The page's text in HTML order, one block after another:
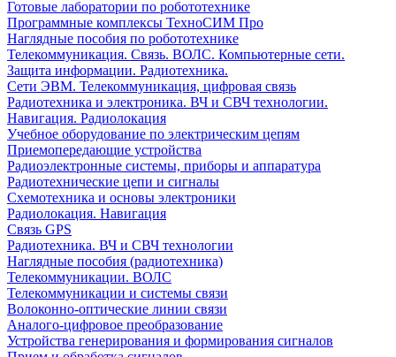
Готовые лаборатории по робототехнике
Программные комплексы ТехноСИМ Про
Наглядные пособия по робототехнике
Телекоммуникация. Связь. ВОЛС. Компьютерные сети.
Защита информации. Радиотехника.
Сети ЭВМ. Телекоммуникация, цифровая связь
Радиотехника и электроника. ВЧ и СВЧ технологии.
Навигация. Радиолокация
Учебное оборудование по электрическим цепям
Приемопередающие устройства
Радиоэлектронные системы, приборы и аппаратура
Радиотехнические цепи и сигналы
Схемотехника и основы электроники
Радиолокация. Навигация
Связь GPS
Радиотехника. ВЧ и СВЧ технологии
Наглядные пособия (радиотехника)
Телекоммуникации. ВОЛС
Телекоммуникации и системы связи
Волоконно-оптические линии связи
Аналого-цифровое преобразование
Устройства генерирования и формирования сигналов